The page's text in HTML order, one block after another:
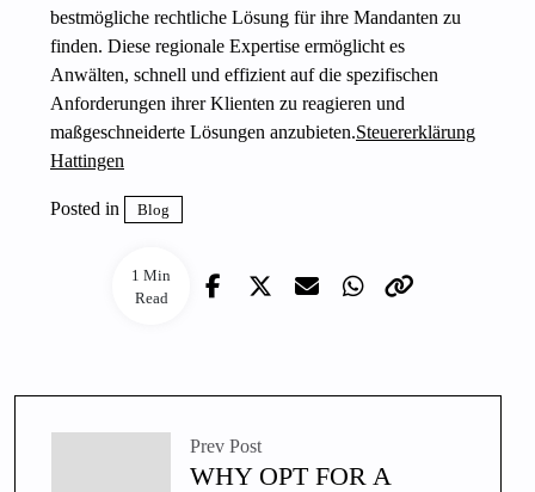
1 Min
Read
bestmögliche rechtliche Lösung für ihre Mandanten zu
finden. Diese regionale Expertise ermöglicht es
Anwälten, schnell und effizient auf die spezifischen
Anforderungen ihrer Klienten zu reagieren und
maßgeschneiderte Lösungen anzubieten.Steuererklärung
Hattingen
Posted in Blog
Prev Post
WHY OPT FOR A